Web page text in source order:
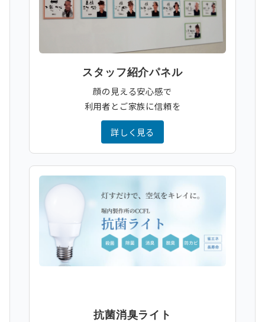
スタッフ紹介パネル
顔の見える安心感で
利用者とご家族に信頼を
詳しく見る
抗菌消臭ライト